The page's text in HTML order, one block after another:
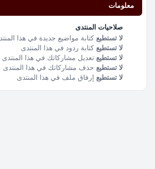
معلومات
صلاحيات المنتدى
لا تستطيع كتابة مواضيع جديدة في هذا
لا تستطيع كتابة ردود في هذا المنتدى
لا تستطيع تعديل مشاركاتك في هذا المنتدى
لا تستطيع حذف مشاركاتك في هذا المنتدى
لا تستطيع إرفاق ملف في هذا المنتدى